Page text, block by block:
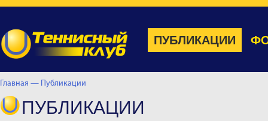
ПУБЛИКАЦИИ
Главная — Публикации
ПУБЛИКАЦИИ